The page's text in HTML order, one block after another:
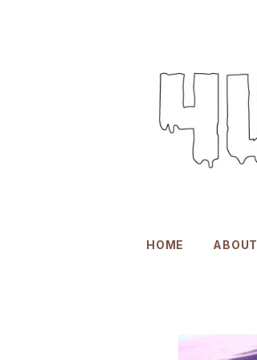
HOME ABOUT